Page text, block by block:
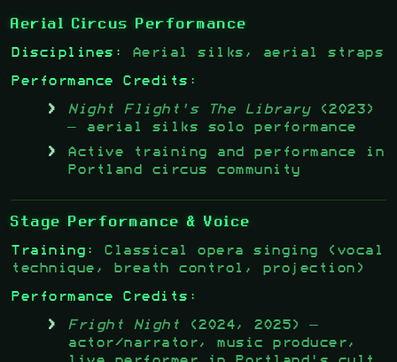
Aerial Circus Performance
Disciplines:
Aerial silks, aerial straps
Performance Credits:
Night Flight's The Library(2023)
— aerial silks solo performance
Active training and performance in
Portland circus community
Stage Performance & Voice
Training:
Classical opera singing (vocal
technique, breath control, projection)
Performance Credits:
Fright Night (2024, 2025) —
actor/narrator, music producer,